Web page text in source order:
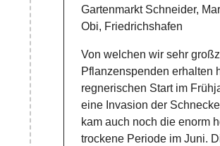
Gartenmarkt Schneider,
Obi, Friedrichshafen
Von welchen wir sehr
Pflanzenspenden erhalten
regnerischen Start im
eine Invasion der
kam auch noch die enorm
trockene Periode im Juni.